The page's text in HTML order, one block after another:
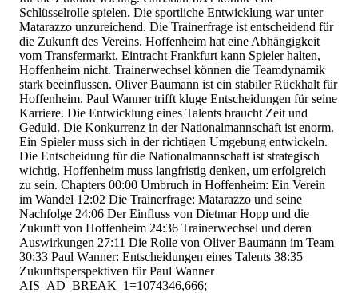
Schlüsselrolle spielen. Die sportliche Entwicklung war unter
Matarazzo unzureichend. Die Trainerfrage ist entscheidend für
die Zukunft des Vereins. Hoffenheim hat eine Abhängigkeit
vom Transfermarkt. Eintracht Frankfurt kann Spieler halten,
Hoffenheim nicht. Trainerwechsel können die Teamdynamik
stark beeinflussen. Oliver Baumann ist ein stabiler Rückhalt für
Hoffenheim. Paul Wanner trifft kluge Entscheidungen für seine
Karriere. Die Entwicklung eines Talents braucht Zeit und
Geduld. Die Konkurrenz in der Nationalmannschaft ist enorm.
Ein Spieler muss sich in der richtigen Umgebung entwickeln.
Die Entscheidung für die Nationalmannschaft ist strategisch
wichtig. Hoffenheim muss langfristig denken, um erfolgreich
zu sein. Chapters 00:00 Umbruch in Hoffenheim: Ein Verein
im Wandel 12:02 Die Trainerfrage: Matarazzo und seine
Nachfolge 24:06 Der Einfluss von Dietmar Hopp und die
Zukunft von Hoffenheim 24:36 Trainerwechsel und deren
Auswirkungen 27:11 Die Rolle von Oliver Baumann im Team
30:33 Paul Wanner: Entscheidungen eines Talents 38:35
Zukunftsperspektiven für Paul Wanner
AIS_AD_BREAK_1=1074346,666;